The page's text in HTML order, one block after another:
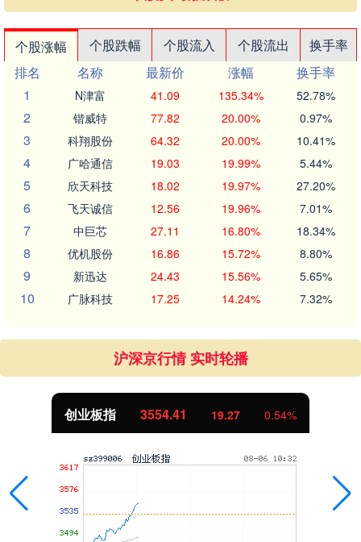
个股涨幅 个股跌幅 个股流入 个股流出
换手率
排名
名称 最新价 涨幅
换手率
1
N津富 41.09 135.34% 52.78%
2 锴威特 77.82 20.00% 0.97%
3 科翔股份 64.32 20.00% 10.41%
4 广哈通信 19.03 19.99% 5.44%
5 欣天科技 18.02 19.97% 27.20%
6 飞天诚信 12.56 19.96% 7.01%
7 中巨芯 27.11 16.80% 18.34%
8 优机股份 16.86 15.72% 8.80%
9 新迅达 24.43 15.56% 5.65%
10 广脉科技 17.25 14.24% 7.32%
沪深京行情 实时轮播
创业板指 3554.41 19.27 0.54%